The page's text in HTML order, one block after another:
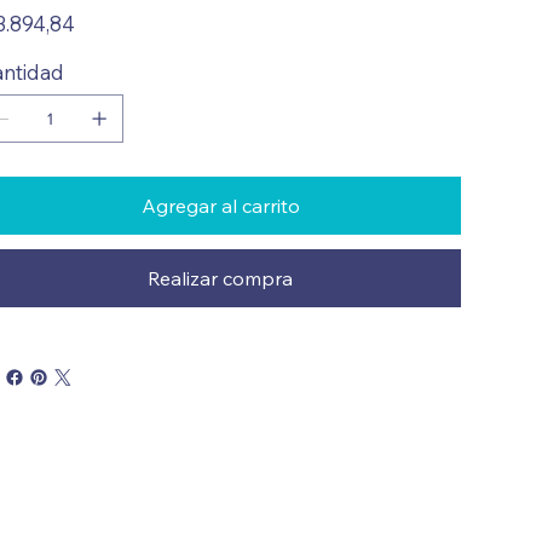
Agregar al carrito
Realizar compra